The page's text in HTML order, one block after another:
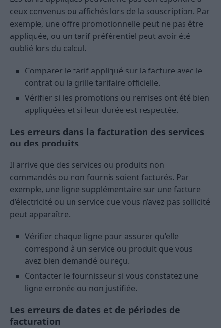
ceux convenus ou affichés lors de la souscription. Par
exemple, une offre promotionnelle peut ne pas être
appliquée, ou un tarif préférentiel peut avoir été
oublié lors du calcul.
Comparer le tarif appliqué sur la facture avec le
contrat ou la grille tarifaire officielle.
Vérifier si les promotions ou remises ont été bien
appliquées et si leur durée est respectée.
Les erreurs dans la facturation des services
ou des produits
Il arrive que des services ou produits non
commandés ou non fournis soient facturés. Par
exemple, une ligne supplémentaire sur une facture
d’électricité ou un service que vous n’avez pas sollicité
peut apparaître.
Vérifier chaque ligne pour assurer qu’elle
correspond à un service ou produit que vous
avez bien demandé ou reçu.
Contacter le fournisseur si vous constatez une
ligne erronée ou non justifiée.
Les erreurs de dates et de périodes de
facturation